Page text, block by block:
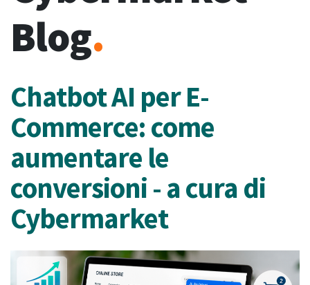
Blog.
Chatbot AI per E-
Commerce: come
aumentare le
conversioni - a cura di
Cybermarket